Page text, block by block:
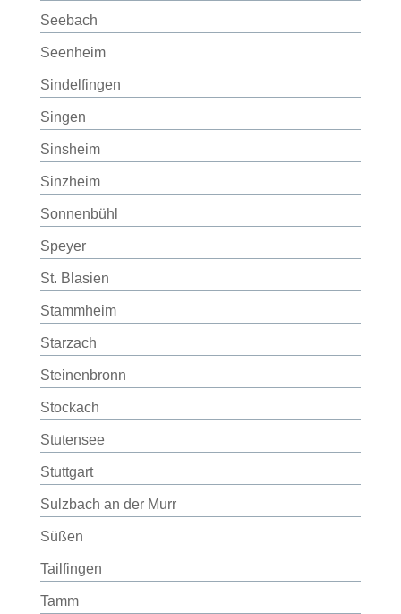
Seebach
Seenheim
Sindelfingen
Singen
Sinsheim
Sinzheim
Sonnenbühl
Speyer
St. Blasien
Stammheim
Starzach
Steinenbronn
Stockach
Stutensee
Stuttgart
Sulzbach an der Murr
Süßen
Tailfingen
Tamm